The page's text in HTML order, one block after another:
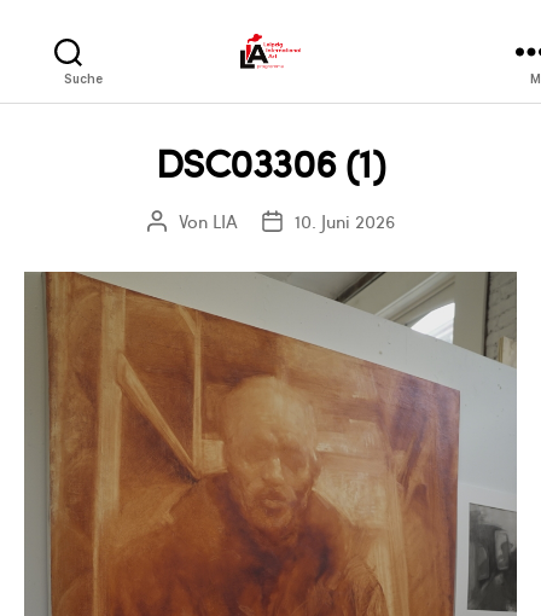
Suche
DSC03306 (1)
Beitragsautor
Von LIA Veröffentlichungsdatum
10. Juni 2026